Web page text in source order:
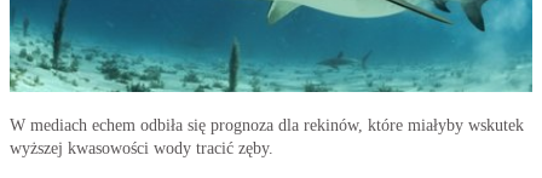
W mediach echem odbiła się prognoza dla rekinów, które miałyby wskutek
wyższej kwasowości wody tracić zęby.